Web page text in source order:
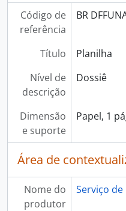
Código de
referência
BR
Título
Planilha
Nível de
descrição
Dossiê
Dimensão
e suporte
Papel, 1
Área de
Nome do
produtor
Serviço